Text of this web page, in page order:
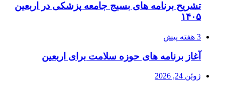
تشریح برنامه های بسیج جامعه پزشکی در اربعین
۱۴۰۵
آغاز برنامه های حوزه سلامت برای اربعین
ژوئن 24, 2026